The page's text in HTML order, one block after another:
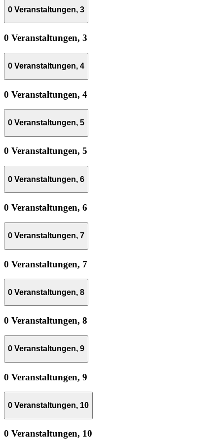
0 Veranstaltungen, 3
0 Veranstaltungen, 3
0 Veranstaltungen, 4
0 Veranstaltungen, 4
0 Veranstaltungen, 5
0 Veranstaltungen, 5
0 Veranstaltungen, 6
0 Veranstaltungen, 6
0 Veranstaltungen, 7
0 Veranstaltungen, 7
0 Veranstaltungen, 8
0 Veranstaltungen, 8
0 Veranstaltungen, 9
0 Veranstaltungen, 9
0 Veranstaltungen, 10
0 Veranstaltungen, 10